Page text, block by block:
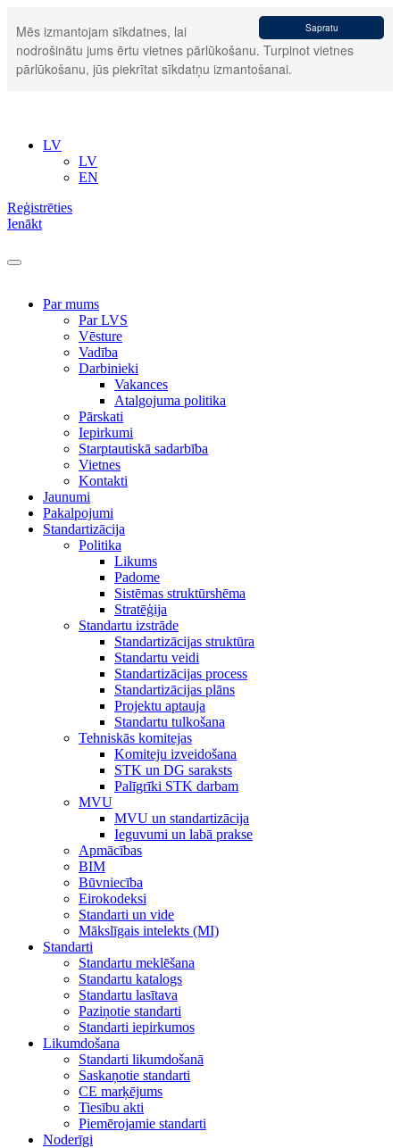
Sapratu
Mēs izmantojam sīkdatnes, lai
nodrošinātu jums ērtu vietnes pārlūkošanu. Turpinot vietnes
pārlūkošanu, jūs piekrītat sīkdatņu izmantošanai.
LV
LV
EN
Reģistrēties
Ienākt
Par mums
Par LVS
Vēsture
Vadība
Darbinieki
Vakances
Atalgojuma politika
Pārskati
Iepirkumi
Starptautiskā sadarbība
Vietnes
Kontakti
Jaunumi
Pakalpojumi
Standartizācija
Politika
Likums
Padome
Sistēmas struktūrshēma
Stratēģija
Standartu izstrāde
Standartizācijas struktūra
Standartu veidi
Standartizācijas process
Standartizācijas plāns
Projektu aptauja
Standartu tulkošana
Tehniskās komitejas
Komiteju izveidošana
STK un DG saraksts
Palīgrīki STK darbam
MVU
MVU un standartizācija
Ieguvumi un labā prakse
Apmācības
BIM
Būvniecība
Eirokodeksi
Standarti un vide
Mākslīgais intelekts (MI)
Standarti
Standartu meklēšana
Standartu katalogs
Standartu lasītava
Paziņotie standarti
Standarti iepirkumos
Likumdošana
Standarti likumdošanā
Saskaņotie standarti
CE marķējums
Tiesību akti
Piemērojamie standarti
Noderīgi